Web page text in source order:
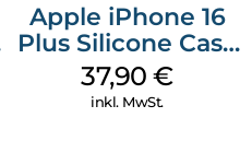
Apple iPhone 16
Plus Silicone Case
MagSafe Lake
Green
37,90€
inkl. MwSt.